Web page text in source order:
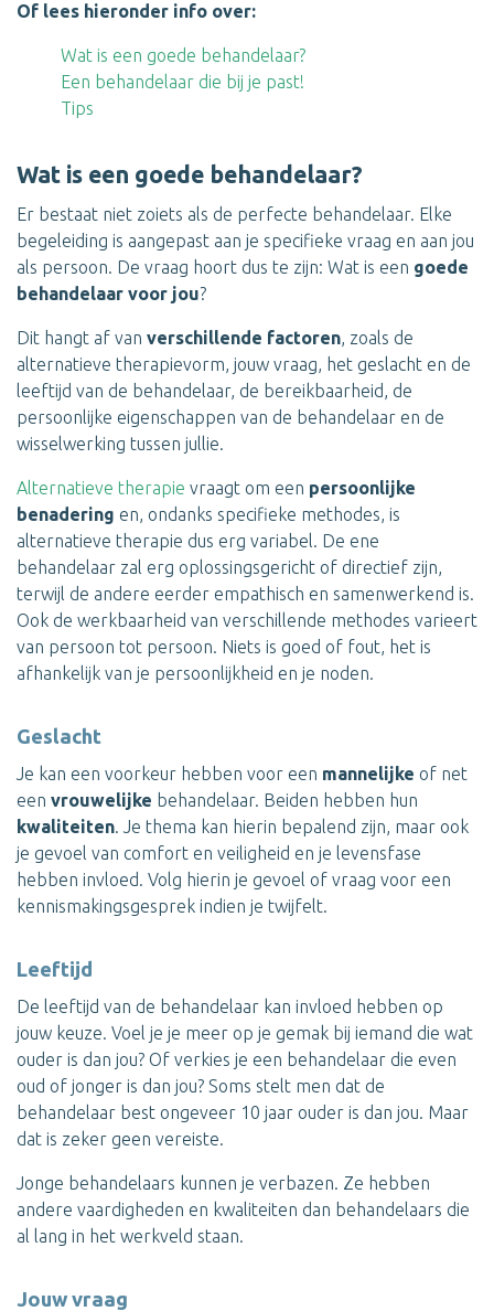
Of lees hieronder info over:
Wat is een goede behandelaar?
Een behandelaar die bij je past!
Tips
Wat is een goede behandelaar?
Er bestaat niet zoiets als de perfecte behandelaar. Elke
begeleiding is aangepast aan je specifieke vraag en aan jou
als persoon. De vraag hoort dus te zijn: Wat is een goede
behandelaar voor jou?
Dit hangt af van verschillende factoren, zoals de
alternatieve therapievorm, jouw vraag, het geslacht en de
leeftijd van de behandelaar, de bereikbaarheid, de
persoonlijke eigenschappen van de behandelaar en de
wisselwerking tussen jullie.
Alternatieve therapie vraagt om een persoonlijke
benadering en, ondanks specifieke methodes, is
alternatieve therapie dus erg variabel. De ene
behandelaar zal erg oplossingsgericht of directief zijn,
terwijl de andere eerder empathisch en samenwerkend is.
Ook de werkbaarheid van verschillende methodes varieert
van persoon tot persoon. Niets is goed of fout, het is
afhankelijk van je persoonlijkheid en je noden.
Geslacht
Je kan een voorkeur hebben voor een mannelijke of net
een vrouwelijke behandelaar. Beiden hebben hun
kwaliteiten. Je thema kan hierin bepalend zijn, maar ook
je gevoel van comfort en veiligheid en je levensfase
hebben invloed. Volg hierin je gevoel of vraag voor een
kennismakingsgesprek indien je twijfelt.
Leeftijd
De leeftijd van de behandelaar kan invloed hebben op
jouw keuze. Voel je je meer op je gemak bij iemand die wat
ouder is dan jou? Of verkies je een behandelaar die even
oud of jonger is dan jou? Soms stelt men dat de
behandelaar best ongeveer 10 jaar ouder is dan jou. Maar
dat is zeker geen vereiste.
Jonge behandelaars kunnen je verbazen. Ze hebben
andere vaardigheden en kwaliteiten dan behandelaars die
al lang in het werkveld staan.
Jouw vraag